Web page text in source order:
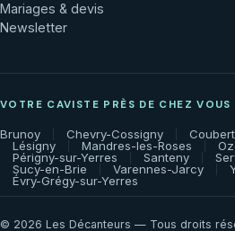
Mariages & devis
Newsletter
VOTRE CAVISTE PRÈS DE CHEZ VOUS
Brunoy Chevry-Cossigny Coubert
Lésigny
Mandres-les-Roses
Périgny-sur-Yerres
Santeny
Sucy-en-Brie
Varennes-Jarcy
Évry-Grégy-sur-Yerres
© 2026 Les Décanteurs — Tous droits